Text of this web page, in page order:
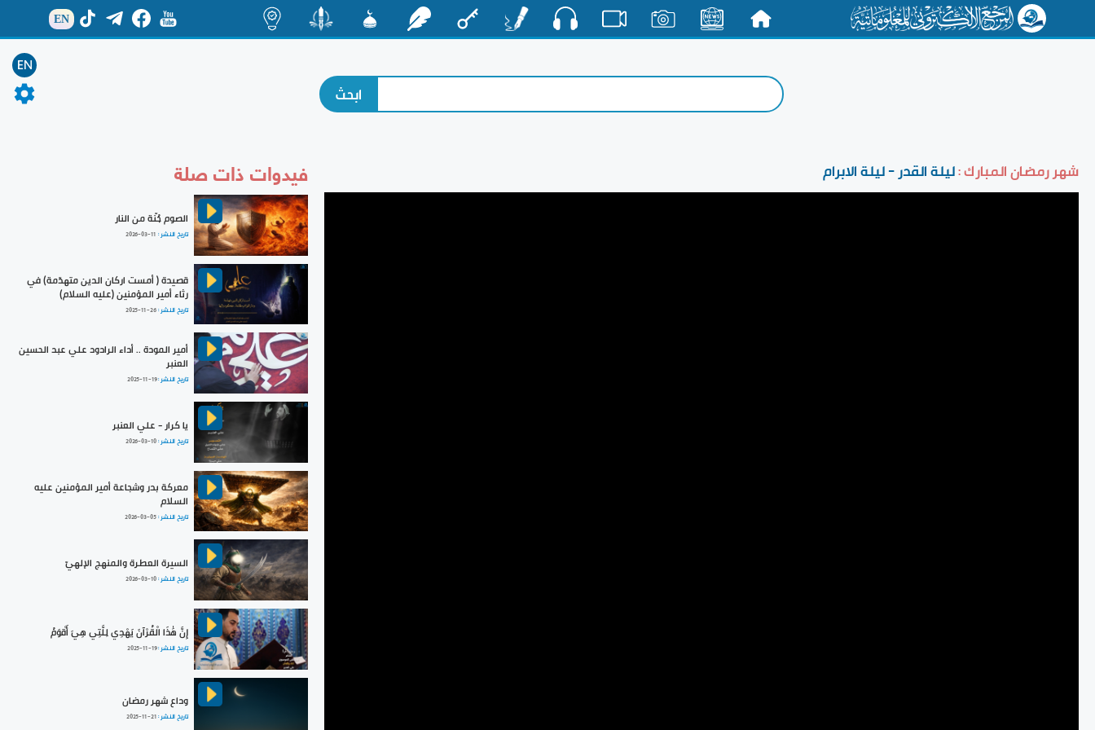
EN
EN
شهر رمضان المبارك :ليلة القدر - ليلة الابرام فيدوات ذات صلة
الصوم جُنّة من النار
تاريخ النشر : 2026-03-11
قصيدة ( أمست اركان الدين متهدّمة) في
رثاء أمير المؤمنين (عليه السلام)
تاريخ النشر :2025-11-26
أمير المودة .. أداء الرادود علي عبد الحسين
العنبر
تاريخ النشر :2025-11-19
يا كرار - علي العنبر
تاريخ النشر :2026-03-10
معركة بدر وشجاعة أمير المؤمنين عليه
السلام
تاريخ النشر :2026-03-05
السيرة العطرة والمنهج الإلهيّ
تاريخ النشر :2026-03-10
إِنَّ هَٰذَا الْقُرْآنَ يَهْدِي لِلَّتِي هِيَ أَقْوَمُ
تاريخ النشر :2025-11-19
وداع شهر رمضان
تاريخ النشر :2025-11-21